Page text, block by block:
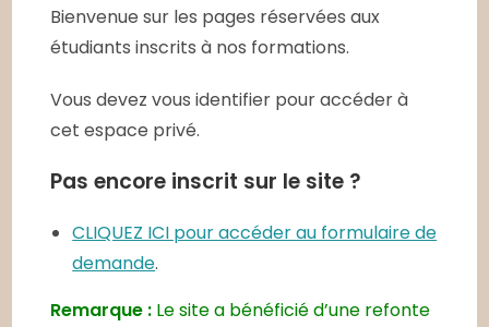
Bienvenue sur les pages réservées aux
étudiants inscrits à nos formations.
Vous devez vous identifier pour accéder à
cet espace privé.
Pas encore inscrit sur le site ?
CLIQUEZ ICI pour accéder au formulaire de
demande.
Remarque : Le site a bénéficié d’une refonte